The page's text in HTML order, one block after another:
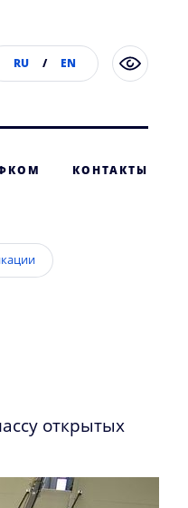
RU / EN
КОНТАКТЫ
открытых